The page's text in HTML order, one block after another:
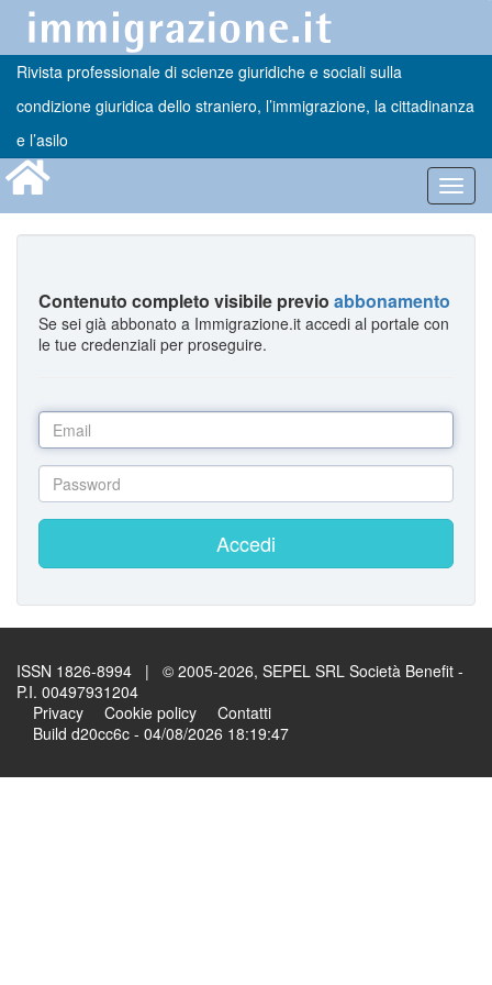
Rivista professionale di scienze giuridiche e sociali sulla
condizione giuridica dello straniero, l’immigrazione, la cittadinanza
e l’asilo
Contenuto completo visibile previo abbonamento
Se sei già abbonato a Immigrazione.it accedi al portale con
le tue credenziali per proseguire.
Accedi
ISSN 1826-8994 | © 2005-2026, SEPEL SRL Società Benefit -
P.I. 00497931204
Privacy
Cookie policy
Contatti
Build d20cc6c - 04/08/2026 18:19:47